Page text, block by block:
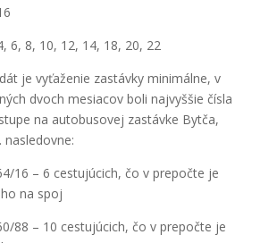
6, 8, 10, 12, 14, 18, 20, 22
je vyťaženie zastávky minimálne, v
dvoch mesiacov boli najvyššie čísla
na autobusovej zastávke Bytča,
nasledovne:
16 – 6 cestujúcich, čo v prepočte je
na spoj
88 – 10 cestujúcich, čo v prepočte je